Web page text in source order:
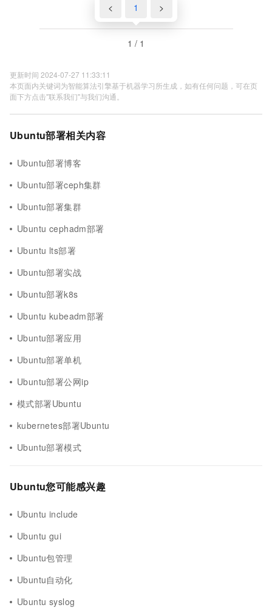
< 1 >
1 / 1
更新时间 2024-07-27 11:33:11
本页面内关键词为智能算法引擎基于机器学习所生成，如有任何问题，可在页
面下方点击"联系我们"与我们沟通。
Ubuntu部署相关内容
Ubuntu部署博客
Ubuntu部署ceph集群
Ubuntu部署集群
Ubuntu cephadm部署
Ubuntu lts部署
Ubuntu部署实战
Ubuntu部署k8s
Ubuntu kubeadm部署
Ubuntu部署应用
Ubuntu部署单机
Ubuntu部署公网ip
模式部署Ubuntu
kubernetes部署Ubuntu
Ubuntu部署模式
Ubuntu您可能感兴趣
Ubuntu include
Ubuntu gui
Ubuntu包管理
Ubuntu自动化
Ubuntu syslog